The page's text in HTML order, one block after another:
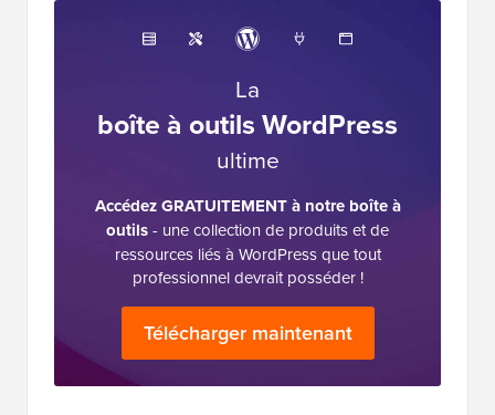
La
boîte à outils WordPress
ultime
Accédez GRATUITEMENT à notre boîte à
outils- une collection de produits et de
ressources liés à WordPress que tout
professionnel devrait posséder !
Télécharger maintenant